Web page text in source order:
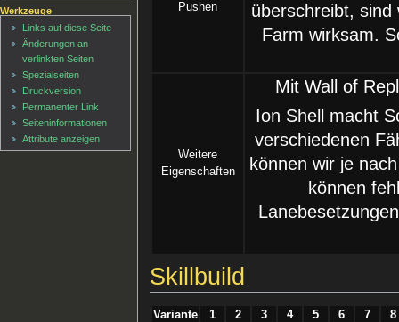
Pushen
überschreibt, sind
Farm wirksam.
Weitere
Eigenschaften
Mit Wall of
Ion Shell macht
verschiedenen
können wir je
können
Skillbuild
Variante 1 2 3 4 5 6 7 8
Werkzeuge
Links auf diese Seite
Änderungen an
verlinkten Seiten
Spezialseiten
Druckversion
Permanenter Link
Seiten­informationen
Attribute anzeigen